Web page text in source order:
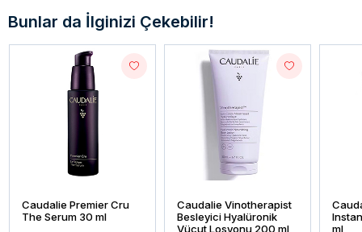
Bunlar da İlginizi Çekebilir!
Caudalie Premier Cru
The Serum 30 ml
Caudalie Vinotherapist
Besleyici Hyalüronik
Vücut Losyonu 200 ml
ml